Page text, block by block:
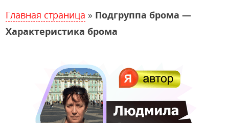
Главная страница » Подгруппа брома —
Характеристика брома